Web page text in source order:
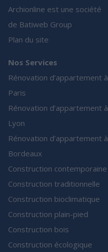
Archionline est une société
de Batiweb Group
Plan du site
Nos Services
Rénovation d’appartement à
Paris
Rénovation d’appartement à
Lyon
Rénovation d’appartement à
Bordeaux
Construction contemporaine
Construction traditionnelle
Construction bioclimatique
Construction plain-pied
Construction bois
Construction écologique